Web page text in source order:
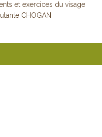
et exercices du visage
CHOGAN